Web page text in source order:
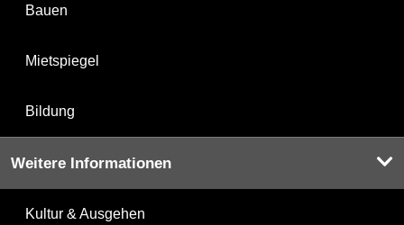
Bauen
Mietspiegel
Bildung
Weitere Informationen
Kultur & Ausgehen